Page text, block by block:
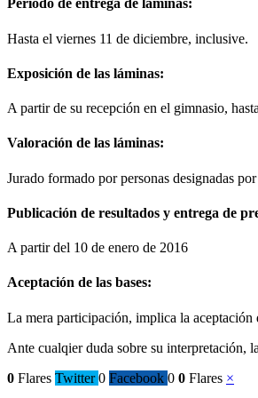
Período de entrega de láminas:
Hasta el viernes 11 de diciembre, inclusive.
Exposición de las láminas:
A partir de su recepción en el gimnasio,
Valoración de las láminas:
Jurado formado por personas designadas
Publicación de resultados y entrega de
A partir del 10 de enero de 2016
Aceptación de las bases:
La mera participación, implica la aceptación
Ante cualqier duda sobre su interpretación,
0 Flares Twitter 0 Facebook 0 0 Flares ×